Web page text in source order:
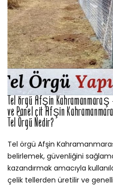
Tel örgü Afşin
ve Panel çit Afşin
Tel Örgü Nedir?
Tel örgü Afşin
belirlemek, güvenliğini
kazandırmak amacıyla
çelik tellerden üretilir ve